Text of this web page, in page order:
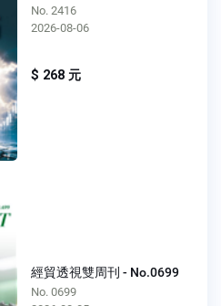
No. 2416
2026-08-06
$ 268 元
經貿透視雙周刊 - No.0699
No. 0699